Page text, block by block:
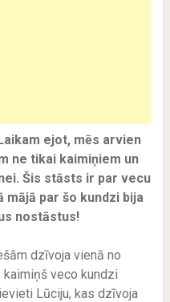
ejot, mēs arvien
ne tikai kaimiņiem un
Šis stāsts ir par vecu
mājā par šo kundzi bija
nostāstus!
dzīvoja vienā no
veco kundzi
Lūciju, kas dzīvoja